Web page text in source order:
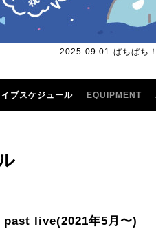
2025.09.01 ぱちぱち
イブスケジュール EQUIPMENT
past live(2021年5月〜)